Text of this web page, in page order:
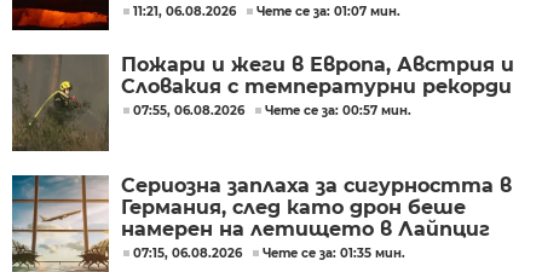
11:21, 06.08.2026 Чете се за: 01:07 мин.
Пожари и жеги в Европа, Австрия и
Словакия с температурни рекорди
07:55, 06.08.2026 Чете се за: 00:57 мин.
Сериозна заплаха за сигурността в
Германия, след като дрон беше
намерен на летището в Лайпциг
07:15, 06.08.2026 Чете се за: 01:35 мин.